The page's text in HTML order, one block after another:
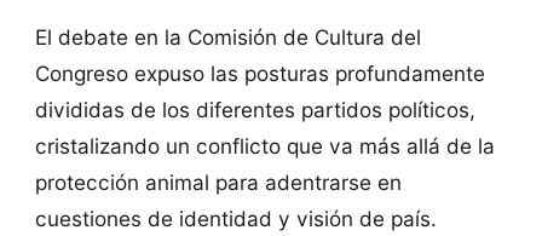
El debate en la Comisión de Cultura del
Congreso expuso las posturas profundamente
divididas de los diferentes partidos políticos,
cristalizando un conflicto que va más allá de la
protección animal para adentrarse en
cuestiones de identidad y visión de país.